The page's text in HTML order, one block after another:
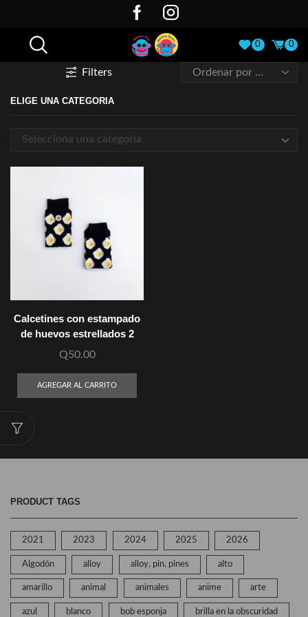
0 0
Filters
ELIGE UNA CATEGORIA
Selecciona una categoría
Calcetines con estampado
de huevos estrellados 2
Q50.00
AGREGAR AL CARRITO
PRODUCT TAGS
2021 2023 2024 2025 2026
Algodón alloy alloy, pin, pines alto
amarillo animal animales anime arte
azul blanco bob esponja brilla en la obscuridad